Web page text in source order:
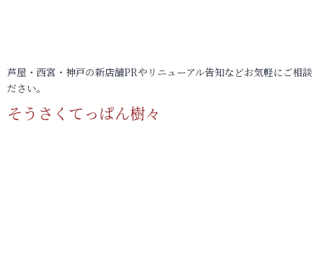
芦屋・西宮・神戸の新店舗PRやリニューアル告知などお気軽にご相
ださい。
そうさくてっぱん樹々